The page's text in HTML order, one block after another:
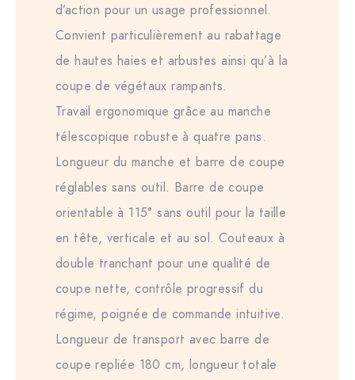
d’action pour un usage professionnel.
Convient particulièrement au rabattage
de hautes haies et arbustes ainsi qu’à la
coupe de végétaux rampants.
Travail ergonomique grâce au manche
télescopique robuste à quatre pans.
Longueur du manche et barre de coupe
réglables sans outil. Barre de coupe
orientable à 115° sans outil pour la taille
en tête, verticale et au sol. Couteaux à
double tranchant pour une qualité de
coupe nette, contrôle progressif du
régime, poignée de commande intuitive.
Longueur de transport avec barre de
coupe repliée 180 cm, longueur totale